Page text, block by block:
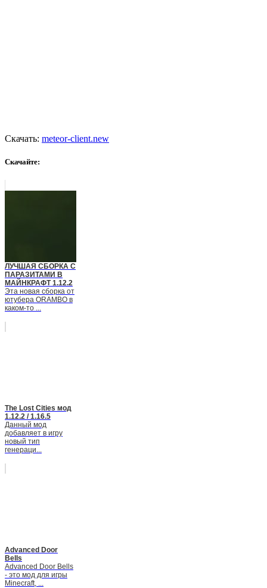
Скачать: meteor-client.new
Скачайте:
ЛУЧШАЯ СБОРКА С
ПАРАЗИТАМИ В
МАЙНКРАФТ 1.12.2
Эта новая сборка от
ютубера ORAMBO в
каком-то ...
The Lost Cities мод
1.12.2 / 1.16.5
Данный мод
добавляет в игру
новый тип
генераци...
Advanced Door
Bells
Advanced Door Bells
- это мод для игры
Minecraft, ...